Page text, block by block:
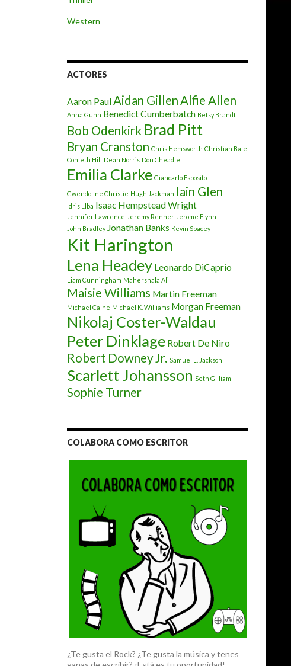
Western
ACTORES
Aaron PaulAidan GillenAlfie Allen
Anna Gunn Benedict Cumberbatch Betsy Brandt
Bob Odenkirk Brad Pitt
Bryan Cranston Chris Hemsworth Christian Bale
Conleth Hill
Dean Norris Don Cheadle
Emilia Clarke Giancarlo Esposito
Gwendoline Christie Hugh Jackman Iain Glen
Idris Elba Isaac Hempstead Wright
Jennifer Lawrence Jeremy Renner Jerome Flynn
John Bradley Jonathan Banks Kevin Spacey
Kit Harington
Lena Headey Leonardo DiCaprio
Liam Cunningham Mahershala Ali
Maisie Williams Martin Freeman
Michael Caine Michael K. Williams Morgan Freeman
Nikolaj Coster-Waldau
Peter Dinklage Robert De Niro
Robert Downey Jr. Samuel L. Jackson
Scarlett Johansson Seth Gilliam
Sophie Turner
COLABORA COMO ESCRITOR
¿Te gusta el Rock? ¿Te gusta la música y tenes